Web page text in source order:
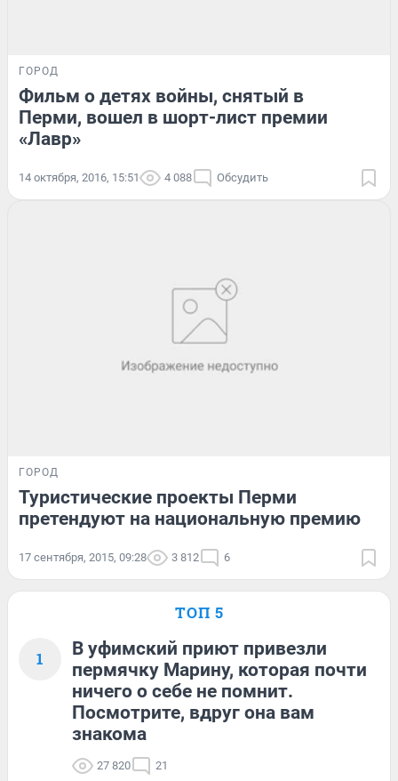
ГОРОД
Фильм о детях войны, снятый в
Перми, вошел в шорт-лист премии
«Лавр»
14 октября, 2016, 15:51 4 088 Обсудить
ГОРОД
Туристические проекты Перми
претендуют на национальную премию
17 сентября, 2015, 09:28 3 812 6
ТОП 5
1
В уфимский приют привезли
пермячку Марину, которая почти
ничего о себе не помнит.
Посмотрите, вдруг она вам
знакома
27 820 21